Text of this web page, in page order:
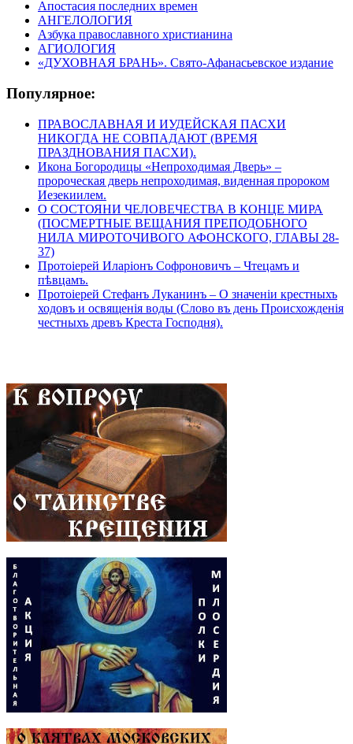
Апостасия последних времен
АНГЕЛОЛОГИЯ
Азбука православного христианина
АГИОЛОГИЯ
«ДУХОВНАЯ БРАНЬ». Свято-Афанасьевское издание
Популярное:
ПРАВОСЛАВНАЯ И ИУДЕЙСКАЯ ПАСХИ
НИКОГДА НЕ СОВПАДАЮТ (ВРЕМЯ
ПРАЗДНОВАНИЯ ПАСХИ).
Икона Богородицы «Непроходимая Дверь» –
пророческая дверь непроходимая, виденная пророком
Иезекиилем.
О СОСТОЯНИ ЧЕЛОВЕЧЕСТВА В КОНЦЕ МИРА
(ПОСМЕРТНЫЕ ВЕЩАНИЯ ПРЕПОДОБНОГО
НИЛА МИРОТОЧИВОГО АФОНСКОГО, ГЛАВЫ 28-
37)
Протоіерей Иларіонъ Софроновичъ – Чтецамъ и
пѣвцамъ.
Протоіерей Стефанъ Луканинъ – О значеніи крестныхъ
ходовъ и освященія воды (Слово въ день Происхожденія
честныхъ древъ Креста Господня).